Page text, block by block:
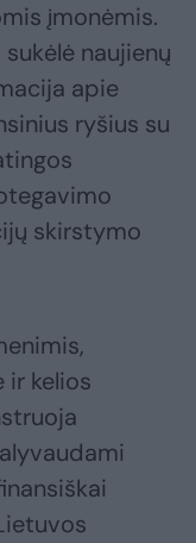
įmonėmis.
naujienų
apie
ryšius su
skirstymo
ir kelios